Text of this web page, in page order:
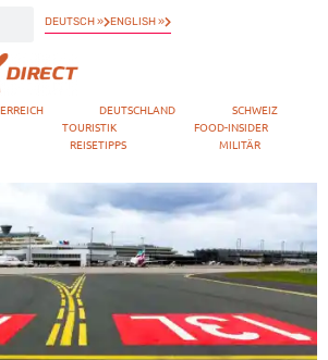
DEUTSCH » ENGLISH »
DEUTSCHLAND
SCHWEIZ
TOURISTIK
FOOD-INSIDER
REISETIPPS MILITÄR